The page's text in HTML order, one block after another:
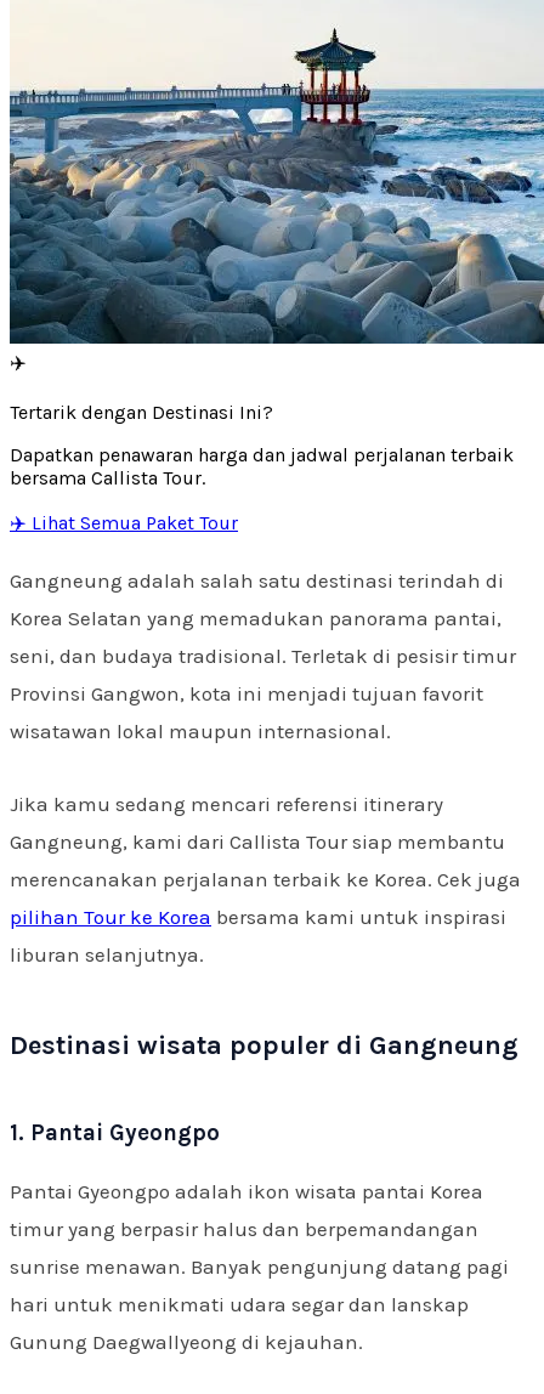
✈️
Tertarik dengan Destinasi Ini?
Dapatkan penawaran harga dan jadwal perjalanan terbaik
bersama Callista Tour.
✈️ Lihat Semua Paket Tour
Gangneung adalah salah satu destinasi terindah di
Korea Selatan yang memadukan panorama pantai,
seni, dan budaya tradisional. Terletak di pesisir timur
Provinsi Gangwon, kota ini menjadi tujuan favorit
wisatawan lokal maupun internasional.
Jika kamu sedang mencari referensi itinerary
Gangneung, kami dari Callista Tour siap membantu
merencanakan perjalanan terbaik ke Korea. Cek juga
pilihan Tour ke Korea bersama kami untuk inspirasi
liburan selanjutnya.
Destinasi wisata populer di Gangneung
1. Pantai Gyeongpo
Pantai Gyeongpo adalah ikon wisata pantai Korea
timur yang berpasir halus dan berpemandangan
sunrise menawan. Banyak pengunjung datang pagi
hari untuk menikmati udara segar dan lanskap
Gunung Daegwallyeong di kejauhan.